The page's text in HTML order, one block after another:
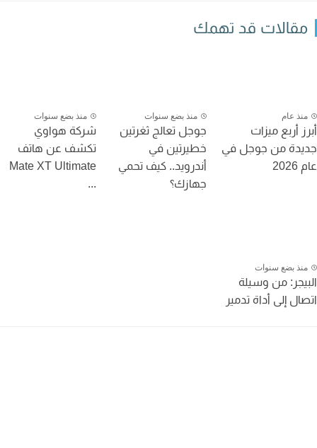
قد تهمك
عام
أربع ميزات
من جوجل في
منذ بضع سنوات
جوجل تعالج ثغرتين
خطيرتين في
أندرويد.. كيف تحمي
جهازك؟
منذ بضع سنوات
شركة هواوي
تكشف عن هاتف
Mate XT Ultimate
بضع سنوات
من وسيلة
إلى أداة تدمير